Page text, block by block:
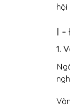
hội
I -
1.